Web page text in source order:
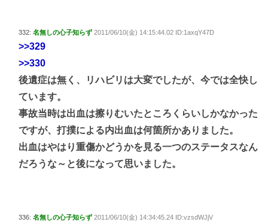
332: 名無しの心子知らず 2011/06/10(金) 14:15:44.02 ID:1axqY47D
>>329
>>330
後遺症は無く、リハビリは大変でしたが、今では全快し
ています。
事故当時は出血は擦りむいたところくらいしかなかった
ですが、打撲による内出血は何箇所かありました。
出血はやはり重傷かどうかを見る一つのステータスなん
だろうな～と後になって思いました。
336: 名無しの心子知らず 2011/06/10(金) 14:34:45.24 ID:vzsdWJjV